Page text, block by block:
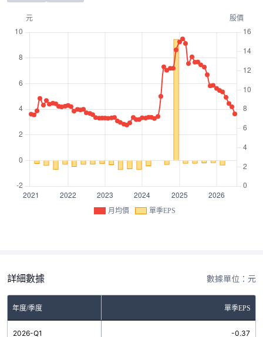
月均價 單季EPS
詳細數據 數據單位：元
年度/季度 單季EPS
2026-Q1 -0.37